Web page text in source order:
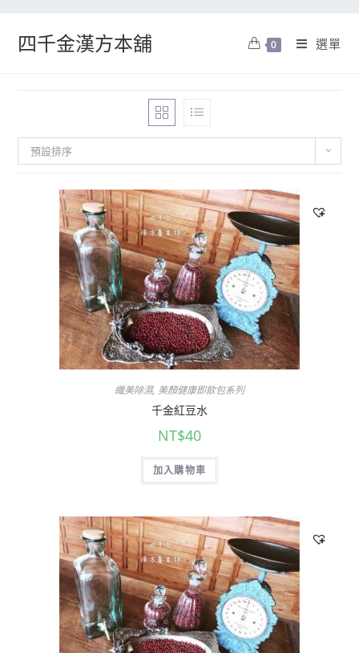
四千金漢方本舖 0 選單
預設排序
纖美除濕, 美顏健康即飲包系列
千金紅豆水
NT$40
加入購物車